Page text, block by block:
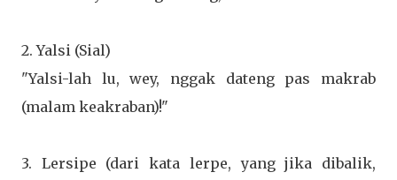
2. Yalsi (Sial)
"Yalsi-lah lu, wey, nggak dateng pas makrab
(malam keakraban)!"
3. Lersipe (dari kata lerpe, yang jika dibalik,